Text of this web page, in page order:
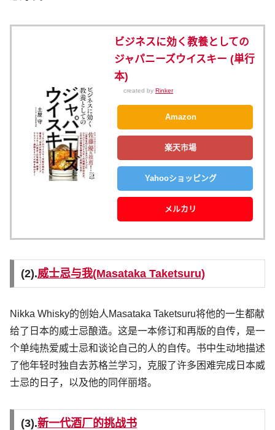
ビジネスに効く教養としての
ジャパニーズウイスキー (単行
本)
created by Rinker
Amazon
楽天市場
Yahooショッピング
メルカリ
(2).威士忌与我(Masataka Taketsuru)
Nikka Whisky的创始人Masataka Taketsuru将他的一生都献
给了日本的威士忌酿造。这是一本修订和再版的自传，是一
个单纯热爱威士忌和谈论自己的人的自传。书中生动地描述
了他年轻时独自去苏格兰学习，克服了许多困难完成日本威
士忌的日子，以及他的同伴丽塔。
(3).新一代酒厂的挑战书